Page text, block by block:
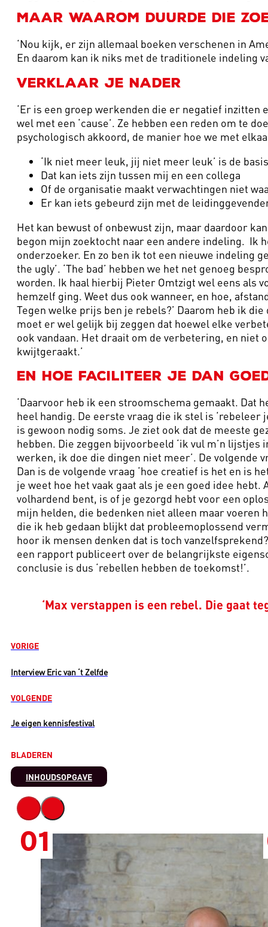
Maar waarom duurde die
‘Nou kijk, er zijn allemaal boeken verschenen in
En daarom kan ik niks met de traditionele indeling
Verklaar je nader
‘Er is een groep werkenden die er negatief inzitten
wel met een ‘cause’. Ze hebben een reden om te
psychologisch akkoord, de manier hoe we met
‘Ik niet meer leuk, jij niet meer leuk’ is de
Dat kan iets zijn tussen mij en een collega
Of de organisatie maakt verwachtingen niet
Er kan iets gebeurd zijn met de
Het kan bewust of onbewust zijn, maar daardoor
begon mijn zoektocht naar een andere indeling. Ik
onderzoeker. En zo ben ik tot een nieuwe indeling
the ugly’. ‘The bad’ hebben we het net genoeg
worden. Ik haal hierbij Pieter Omtzigt wel eens als
hemzelf ging. Weet dus ook wanneer, en hoe,
Tegen welke prijs ben je rebels?’ Daarom heb ik
moet er wel gelijk bij zeggen dat hoewel elke
ook vandaan. Het draait om de verbetering, en niet
kwijtgeraakt.’
En hoe faciliteer je dan
‘Daarvoor heb ik een stroomschema gemaakt.
heel handig. De eerste vraag die ik stel is
is gewoon nodig soms. Je ziet ook dat de meeste
hebben. Die zeggen bijvoorbeeld ‘ik vul m’n
werken, ik doe die dingen niet meer’. De volgende
Dan is de volgende vraag ‘hoe creatief is het en is
je weet hoe het vaak gaat als je een goed idee
volhardend bent, is of je gezorgd hebt voor een
mijn helden, die bedenken niet alleen maar voeren
die ik heb gedaan blijkt dat probleemoplossend
hoor ik mensen denken dat is toch
een rapport publiceert over de belangrijkste
conclusie is dus ‘rebellen hebben de toekomst!’.
‘Max verstappen is een rebel. Die gaat
VORIGE
Interview Eric van ‘t Zelfde
VOLGENDE
Je eigen kennisfestival
BLADEREN
INHOUDSOPGAVE